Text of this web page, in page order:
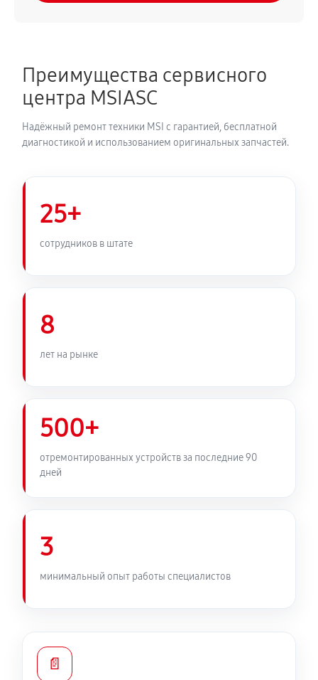
Преимущества сервисного
центра MSIASC
Надёжный ремонт техники MSI с гарантией, бесплатной
диагностикой и использованием оригинальных запчастей.
25+
сотрудников в штате
8
лет на рынке
500+
отремонтированных устройств за последние 90
дней
3
минимальный опыт работы специалистов
📄